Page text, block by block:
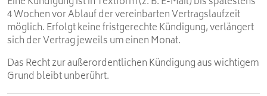
4 Wochen vor Ablauf der vereinbarten Vertragslaufzeit
möglich. Erfolgt keine fristgerechte Kündigung, verlängert
sich der Vertrag jeweils um einen Monat.
Das Recht zur außerordentlichen Kündigung aus wichtigem
Grund bleibt unberührt.